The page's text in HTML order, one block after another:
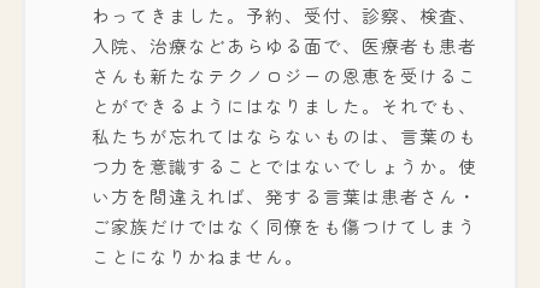
わってきました。予約、受付、診察、検査、
入院、治療などあらゆる面で、医療者も患者
さんも新たなテクノロジーの恩恵を受けるこ
とができるようにはなりました。それでも、
私たちが忘れてはならないものは、言葉のも
つ力を意識することではないでしょうか。使
い方を間違えれば、発する言葉は患者さん・
ご家族だけではなく同僚をも傷つけてしまう
ことになりかねません。